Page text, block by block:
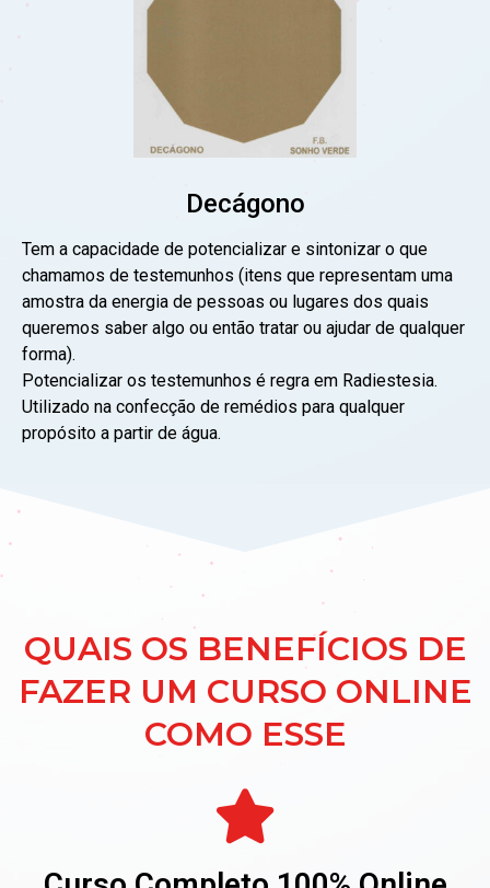
Decágono
Tem a capacidade de potencializar e sintonizar o que
chamamos de testemunhos (itens que representam uma
amostra da energia de pessoas ou lugares dos quais
queremos saber algo ou então tratar ou ajudar de qualquer
forma).
Potencializar os testemunhos é regra em Radiestesia.
Utilizado na confecção de remédios para qualquer
propósito a partir de água.
QUAIS OS BENEFÍCIOS DE
FAZER UM CURSO ONLINE
COMO ESSE